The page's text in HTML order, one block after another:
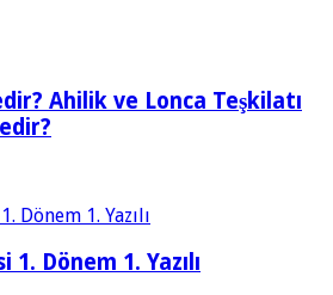
Ahilik ve Lonca Teşkilatı
1. Dönem 1. Yazılı